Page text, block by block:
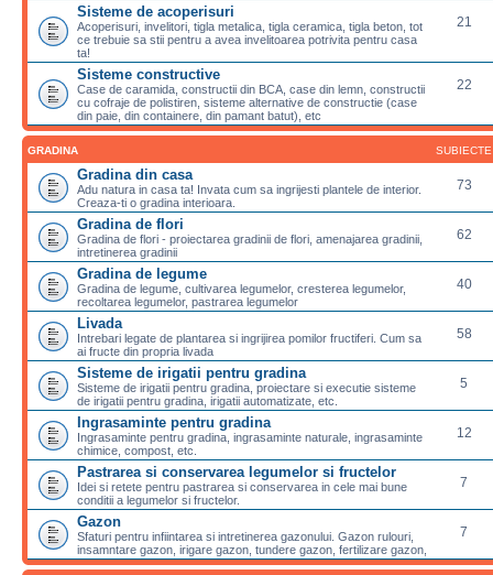
Sisteme de acoperisuri
Acoperisuri, invelitori, tigla metalica, tigla ceramica, tigla beton, tot
ce trebuie sa stii pentru a avea invelitoarea potrivita pentru casa
ta!
21
Sisteme constructive
Case de caramida, constructii din BCA, case din lemn, constructii
cu cofraje de polistiren, sisteme alternative de constructie (case
din paie, din containere, din pamant batut), etc
22
GRADINA SUBIECTE
Gradina din casa
Adu natura in casa ta! Invata cum sa ingrijesti plantele de interior.
Creaza-ti o gradina interioara.
73
Gradina de flori
Gradina de flori - proiectarea gradinii de flori, amenajarea gradinii,
intretinerea gradinii
62
Gradina de legume
Gradina de legume, cultivarea legumelor, cresterea legumelor,
recoltarea legumelor, pastrarea legumelor
40
Livada
Intrebari legate de plantarea si ingrijirea pomilor fructiferi. Cum sa
ai fructe din propria livada
58
Sisteme de irigatii pentru gradina
Sisteme de irigatii pentru gradina, proiectare si executie sisteme
de irigatii pentru gradina, irigatii automatizate, etc.
5
Ingrasaminte pentru gradina
Ingrasaminte pentru gradina, ingrasaminte naturale, ingrasaminte
chimice, compost, etc.
12
Pastrarea si conservarea legumelor si fructelor
Idei si retete pentru pastrarea si conservarea in cele mai bune
conditii a legumelor si fructelor.
7
Gazon
Sfaturi pentru infiintarea si intretinerea gazonului. Gazon rulouri,
insamntare gazon, irigare gazon, tundere gazon, fertilizare gazon,
7